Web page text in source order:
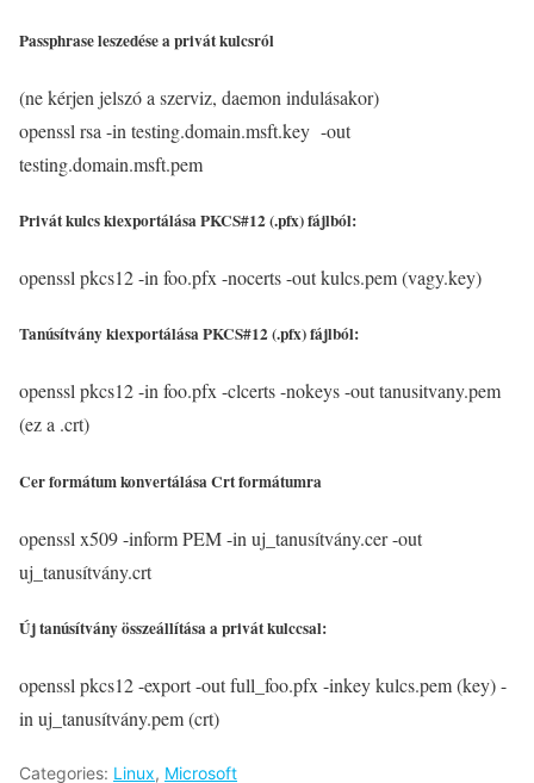
Passphrase leszedése a privát kulcsról
(ne kérjen jelszó a szerviz, daemon indulásakor)
openssl rsa -in testing.domain.msft.key -out
testing.domain.msft.pem
Privát kulcs kiexportálása PKCS#12 (.pfx) fájlból:
openssl pkcs12 -in foo.pfx -nocerts -out kulcs.pem (vagy.key)
Tanúsítvány kiexportálása PKCS#12 (.pfx) fájlból:
openssl pkcs12 -in foo.pfx -clcerts -nokeys -out tanusitvany.pem
(ez a .crt)
Cer formátum konvertálása Crt formátumra
openssl x509 -inform PEM -in uj_tanusítvány.cer -out
uj_tanusítvány.crt
Új tanúsítvány összeállítása a privát kulccsal:
openssl pkcs12 -export -out full_foo.pfx -inkey kulcs.pem (key) -
in uj_tanusítvány.pem (crt)
Categories: Linux, Microsoft